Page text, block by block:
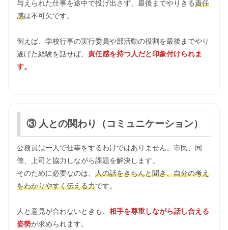
与えられた仕事を途中で投げ出さず、最後までやりきる責任
感は不可欠です。
例えば、学校行事の実行委員や部活動の役割を最後までやり
遂げた経験を話せば、 責任感を持つ人だと印象付けられま
す。
③ 人との関わり（コミュニケーション）
公務員は一人で仕事をするわけではありません。市民、同
僚、上司と協力しながら課題を解決します。
そのために必要なのは、 人の話をきちんと聞き、自分の考え
をわかりやすく伝える力です。
人と意見が合わないときも、 相手を尊重しながら話し合える
姿勢が求められます。